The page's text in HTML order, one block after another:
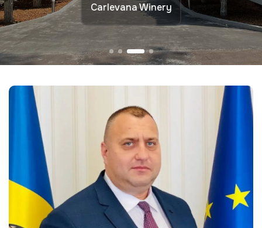
Carlevana Winery